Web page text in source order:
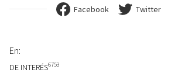
Facebook Twitter
En:
DE INTERÉS6753